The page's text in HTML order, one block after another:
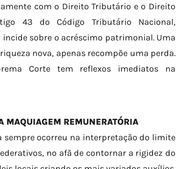
com o Direito Tributário e o Direito
43 do Código Tributário Nacional,
sobre o acréscimo patrimonial. Uma
nova, apenas recompõe uma perda.
Corte tem reflexos imediatos na
MAQUIAGEM REMUNERATÓRIA
ocorreu na interpretação do limite
no afã de contornar a rigidez do